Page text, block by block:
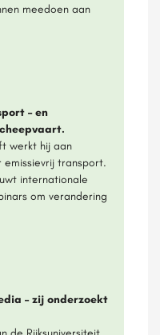
meedoen aan
– en
werkt hij aan
emissievrij transport.
internationale
om verandering
– zij onderzoekt